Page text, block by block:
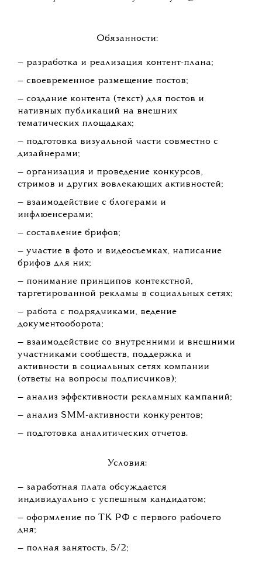
Обязанности:
— разработка и реализация контент-плана;
— своевременное размещение постов;
— создание контента (текст) для постов и
нативных публикаций на внешних
тематических площадках;
— подготовка визуальной части совместно с
дизайнерами;
— организация и проведение конкурсов,
стримов и других вовлекающих активностей;
— взаимодействие с блогерами и
инфлюенсерами;
— составление брифов;
— участие в фото и видеосъемках, написание
брифов для них;
— понимание принципов контекстной,
таргетированной рекламы в социальных сетях;
— работа с подрядчиками, ведение
документооборота;
— взаимодействие со внутренними и внешними
участниками сообществ, поддержка и
активности в социальных сетях компании
(ответы на вопросы подписчиков);
— анализ эффективности рекламных кампаний;
— анализ SMM-активности конкурентов;
— подготовка аналитических отчетов.
Условия:
— заработная плата обсуждается
индивидуально с успешным кандидатом;
— оформление по ТК РФ с первого рабочего
дня;
— полная занятость, 5/2;